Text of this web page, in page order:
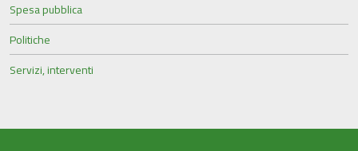
Spesa pubblica
Politiche
Servizi, interventi